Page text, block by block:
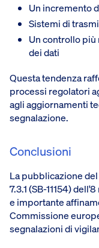
Un incremento
Sistemi di
Un controllo più
dei dati
Questa tendenza
processi regolatori
agli aggiornamenti
segnalazione.
Conclusioni
La pubblicazione
7.3.1 (SB-11154)
e importante
Commissione
segnalazioni di